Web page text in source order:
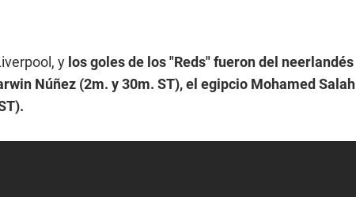
y los goles de los "Reds" fueron del neerlandés
Núñez (2m. y 30m. ST), el egipcio Mohamed Salah